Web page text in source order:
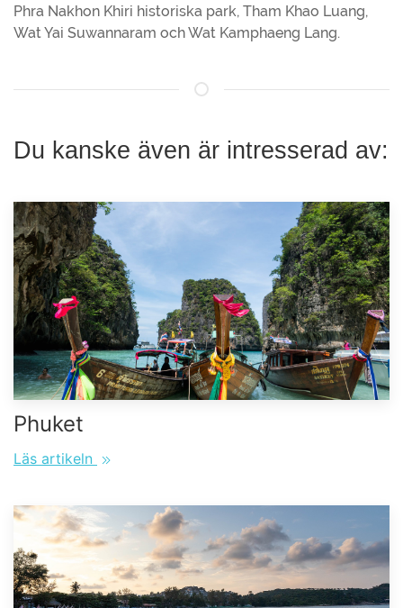
Phra Nakhon Khiri historiska park, Tham Khao Luang,
Wat Yai Suwannaram och Wat Kamphaeng Lang.
Du kanske även är intresserad av:
Phuket
Läs artikeln